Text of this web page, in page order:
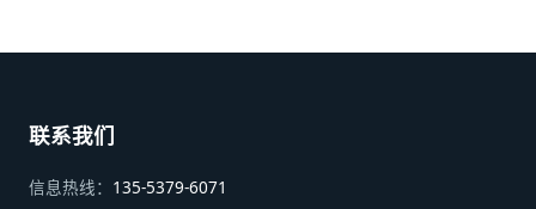
联系我们
信息热线： 135-5379-6071